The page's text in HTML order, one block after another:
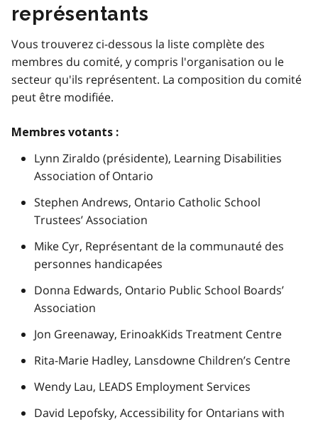
représentants
Vous trouverez ci-dessous la liste complète des
membres du comité, y compris l'organisation ou le
secteur qu'ils représentent. La composition du comité
peut être modifiée.
Membres votants :
Lynn Ziraldo (présidente), Learning Disabilities
Association of Ontario
Stephen Andrews, Ontario Catholic School
Trustees’ Association
Mike Cyr, Représentant de la communauté des
personnes handicapées
Donna Edwards, Ontario Public School Boards’
Association
Jon Greenaway, ErinoakKids Treatment Centre
Rita-Marie Hadley, Lansdowne Children’s Centre
Wendy Lau, LEADS Employment Services
David Lepofsky, Accessibility for Ontarians with